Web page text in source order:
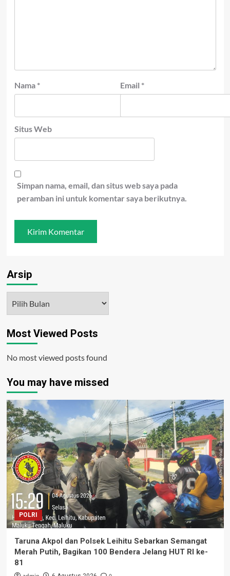
Nama * Email *
Situs Web
Simpan nama, email, dan situs web saya pada
peramban ini untuk komentar saya berikutnya.
Arsip
Most Viewed Posts
No most viewed posts found
You may have missed
POLRI
Taruna Akpol dan Polsek Leihitu Sebarkan Semangat
Merah Putih, Bagikan 100 Bendera Jelang HUT RI ke-
81